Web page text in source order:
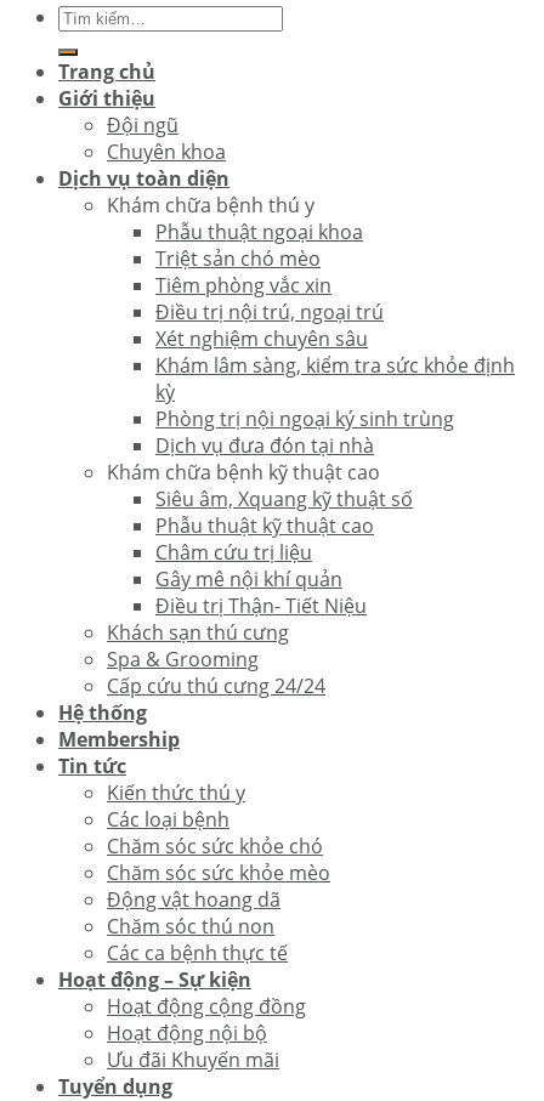
Trang chủ
Giới thiệu
Đội ngũ
Chuyên khoa
Dịch vụ toàn diện
Khám chữa bệnh thú y
Phẫu thuật ngoại khoa
Triệt sản chó mèo
Tiêm phòng vắc xin
Điều trị nội trú, ngoại trú
Xét nghiệm chuyên sâu
Khám lâm sàng, kiểm tra sức khỏe định
kỳ
Phòng trị nội ngoại ký sinh trùng
Dịch vụ đưa đón tại nhà
Khám chữa bệnh kỹ thuật cao
Siêu âm, Xquang kỹ thuật số
Phẫu thuật kỹ thuật cao
Châm cứu trị liệu
Gây mê nội khí quản
Điều trị Thận- Tiết Niệu
Khách sạn thú cưng
Spa & Grooming
Cấp cứu thú cưng 24/24
Hệ thống
Membership
Tin tức
Kiến thức thú y
Các loại bệnh
Chăm sóc sức khỏe chó
Chăm sóc sức khỏe mèo
Động vật hoang dã
Chăm sóc thú non
Các ca bệnh thực tế
Hoạt động – Sự kiện
Hoạt động cộng đồng
Hoạt động nội bộ
Ưu đãi Khuyến mãi
Tuyển dụng